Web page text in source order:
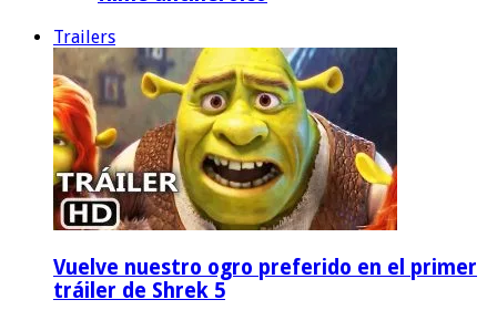
Trailers
Vuelve nuestro ogro preferido en el primer
tráiler de Shrek 5